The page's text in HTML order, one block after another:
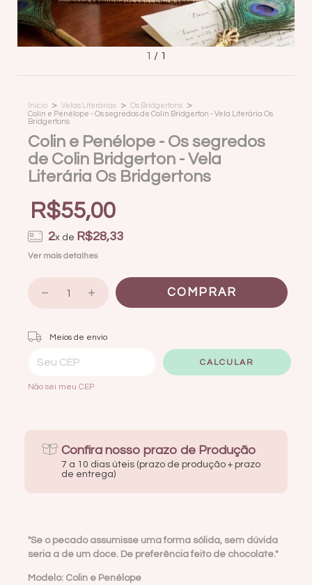
1 / 1
Início > Velas Literárias > Os Bridgertons >
Colin e Penélope - Os segredos de Colin Bridgerton - Vela Literária Os
Bridgertons
Colin e Penélope - Os segredos
de Colin Bridgerton - Vela
Literária Os Bridgertons
R$55,00
2x de R$28,33
Ver mais detalhes
Entregas para o CEP:
Meios de envio
CALCULAR
Não sei meu CEP
Confira nosso prazo de Produção
7 a 10 dias úteis (prazo de produção + prazo
de entrega)
"Se o pecado assumisse uma forma sólida, sem dúvida
seria a de um doce. De preferência feito de chocolate."
Modelo: Colin e Penélope